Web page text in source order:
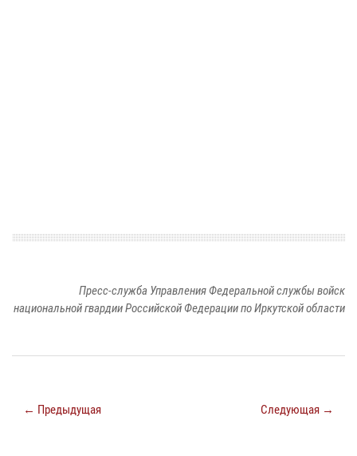
Пресс-служба Управления Федеральной службы войск
национальной гвардии Российской Федерации по Иркутской области
← Предыдущая Следующая →